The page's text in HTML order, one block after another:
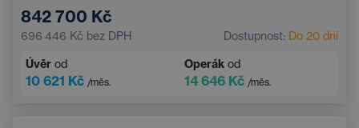
Adaptivní tempomat
842 700 Kč
696 446 Kč bez DPH Dostupnost: Do 20 dní
Úvěr od
10 621 Kč /měs.
Operák od
14 646 Kč /měs.